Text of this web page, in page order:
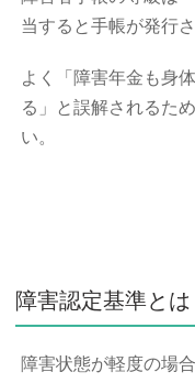
当すると手帳が発行さ
よく「障害年金も身
る」と誤解されるた
い。
障害認定基準とは
障害状態が軽度の場